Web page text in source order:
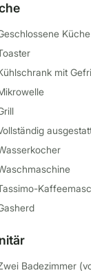
Küche
mit
Badezimmer